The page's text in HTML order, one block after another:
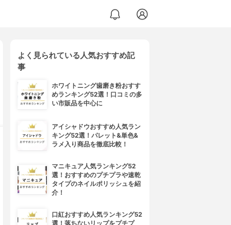
よく見られている人気おすすめ記
事
ホワイトニング歯磨き粉おすす
めランキング52選！口コミの多
い市販品を中心に
アイシャドウおすすめ人気ラン
キング52選！パレット&単色&
ラメ入り商品を徹底比較！
マニキュア人気ランキング52
選！おすすめのプチプラや速乾
タイプのネイルポリッシュを紹
介！
口紅おすすめ人気ランキング52
選！落ちないリップをプチプ